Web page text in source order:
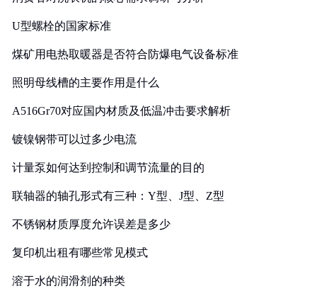
U型螺栓的国家标准
煤矿用电热取暖器是否符合防爆电气设备标准
照明母线槽的主要作用是什么
A516Gr70对应国内材质及低温冲击要求解析
镀镍钢带可以过多少电流
计量泵如何达到控制和调节流量的目的
联轴器的轴孔形式有三种：Y型、J型、Z型
不锈钢材质厚度允许误差是多少
复印机出租有哪些常见模式
溶于水的润滑剂的种类